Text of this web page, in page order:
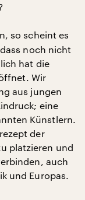
so scheint es
noch nicht
hat die
Wir
aus jungen
eine
Künstlern.
der
platzieren und
auch
und Europas.